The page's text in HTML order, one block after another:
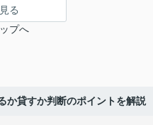
る
プへ
か貸すか判断のポイントを解説